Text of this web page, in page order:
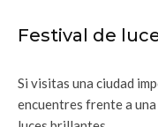
Festival de
Si visitas una ciudad
encuentres frente a